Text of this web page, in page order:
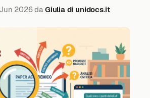
2026 da Giulia di unidocs.it